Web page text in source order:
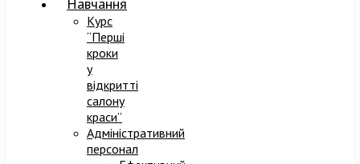
Курс
“Перші
кроки
у
відкритті
салону
краси”
Адміністративний
персонал